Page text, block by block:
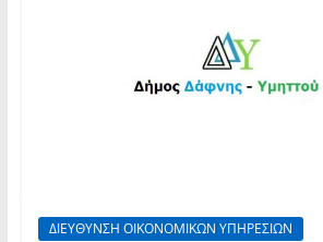
ΔΙΕΥΘΥΝΣΗ ΟΙΚΟΝΟΜΙΚΩΝ ΥΠΗΡΕΣΙΩΝ